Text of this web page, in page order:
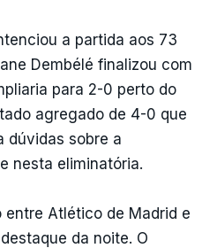
a partida aos 73
Dembélé finalizou com
para 2-0 perto do
agregado de 4-0 que
dúvidas sobre a
nesta eliminatória.
entre Atlético de Madrid e
da noite. O